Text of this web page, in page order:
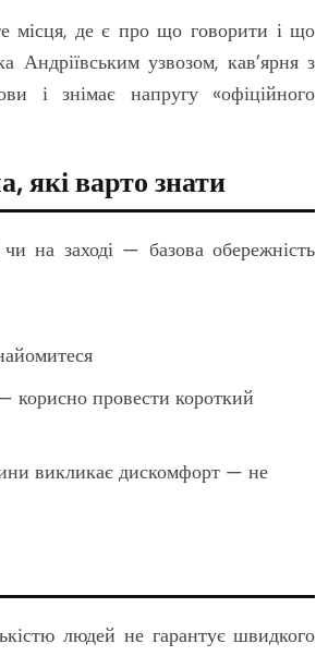
місця, де є про що говорити і що
узвозом, кав’ярня з
і знімає напругу «офіційного
які варто знати
на заході — базова обережність
корисно провести короткий
викликає дискомфорт — не
людей не гарантує швидкого